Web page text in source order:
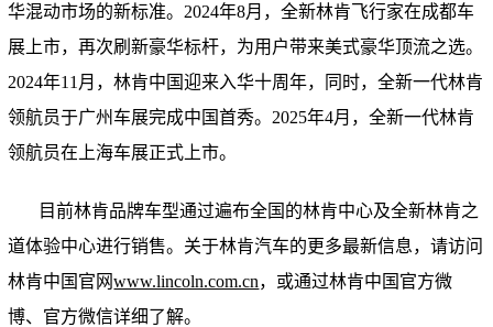
华混动市场的新标准。2024年8月，全新林肯飞行家在成都车
展上市，再次刷新豪华标杆，为用户带来美式豪华顶流之选。
2024年11月，林肯中国迎来入华十周年，同时，全新一代林肯
领航员于广州车展完成中国首秀。 2025年4月，全新一代林肯
领航员在上海车展正式上市。
目前林肯品牌车型通过遍布全国的林肯中心及全新林肯之
道体验中心进行销售。关于林肯汽车的更多最新信息，请访问
林肯中国官网www.lincoln.com.cn，或通过林肯中国官方微
博、官方微信详细了解。